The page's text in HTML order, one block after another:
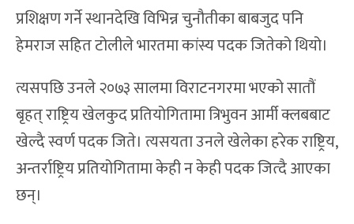
प्रशिक्षण गर्ने स्थानदेखि विभिन्न चुनौतीका बाबजुद पनि
हेमराज सहित टोलीले भारतमा कांस्य पदक जितेको थियो।
त्यसपछि उनले २०७३ सालमा विराटनगरमा भएको सातौं
बृहत् राष्ट्रिय खेलकुद प्रतियोगितामा त्रिभुवन आर्मी क्लबबाट
खेल्दै स्वर्ण पदक जिते। त्यसयता उनले खेलेका हरेक राष्ट्रिय,
अन्तर्राष्ट्रिय प्रतियोगितामा केही न केही पदक जित्दै आएका
छन्।